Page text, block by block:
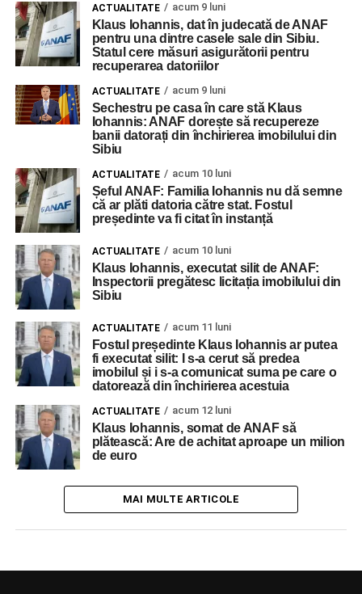
ACTUALITATE acum 9 luni
Klaus Iohannis, dat în judecată de ANAF
pentru una dintre casele sale din Sibiu.
Statul cere măsuri asigurătorii pentru
recuperarea datoriilor
ACTUALITATE acum 9 luni
Sechestru pe casa în care stă Klaus
Iohannis: ANAF dorește să recupereze
banii datorați din închirierea imobilului din
Sibiu
ACTUALITATE acum 10 luni
Șeful ANAF: Familia Iohannis nu dă semne
că ar plăti datoria către stat. Fostul
președinte va fi citat în instanță
ACTUALITATE acum 10 luni
Klaus Iohannis, executat silit de ANAF:
Inspectorii pregătesc licitația imobilului din
Sibiu
ACTUALITATE acum 11 luni
Fostul președinte Klaus Iohannis ar putea
fi executat silit: I s-a cerut să predea
imobilul și i s-a comunicat suma pe care o
datorează din închirierea acestuia
ACTUALITATE acum 12 luni
Klaus Iohannis, somat de ANAF să
plătească: Are de achitat aproape un milion
de euro
MAI MULTE ARTICOLE